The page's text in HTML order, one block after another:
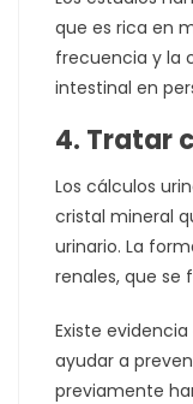
que es rica en
frecuencia y la
intestinal en
4. Tratar
Los cálculos
cristal mineral
urinario. La
renales, que se
Existe
ayudar a
previamente